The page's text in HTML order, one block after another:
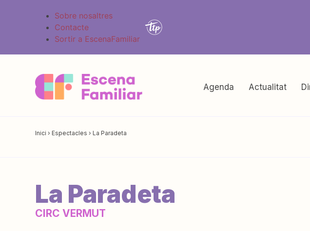
Sobre nosaltres
Contacte
Sortir a EscenaFamiliar
Agenda Actualitat
Inici › Espectacles › La Paradeta
La Paradeta
CIRC VERMUT